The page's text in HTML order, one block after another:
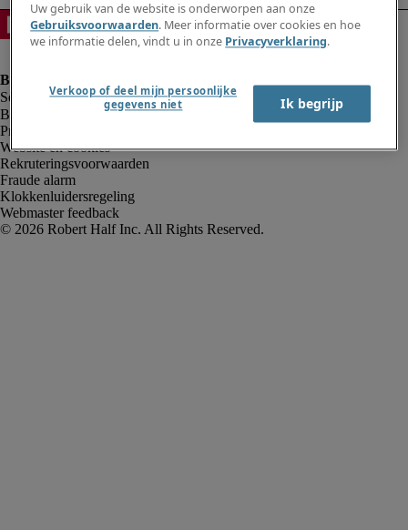
Bedrijfsinformatie
Privacyverklaring
Website en cookies
Rekruteringsvoorwaarden
Fraude alarm
Klokkenluidersregeling
Webmaster feedback
Uw gebruik van de website is onderworpen aan onze
Gebruiksvoorwaarden. Meer informatie over cookies en hoe
we informatie delen, vindt u in onze Privacyverklaring.
Verkoop of deel mijn persoonlijke
gegevens niet
Ik begrijp